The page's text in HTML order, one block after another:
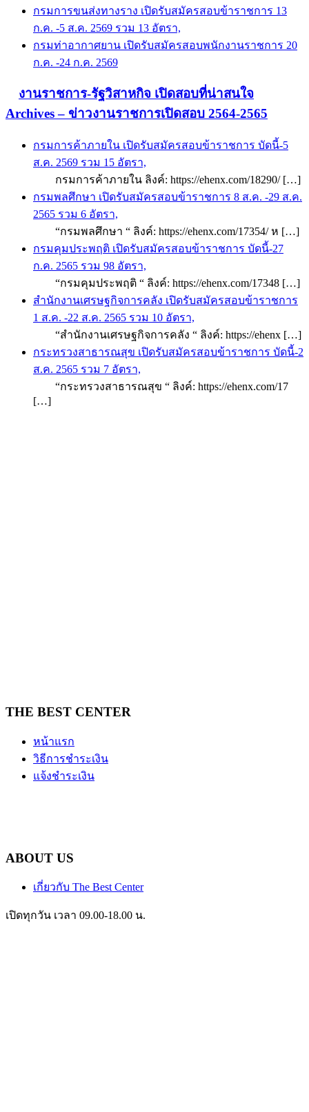
กรมการขนส่งทางราง เปิดรับสมัครสอบข้าราชการ 13
ก.ค. -5 ส.ค. 2569 รวม 13 อัตรา,
กรมท่าอากาศยาน เปิดรับสมัครสอบพนักงานราชการ 20
ก.ค. -24 ก.ค. 2569
งานราชการ-รัฐวิสาหกิจ เปิดสอบที่น่าสนใจ
Archives – ข่าวงานราชการเปิดสอบ 2564-2565
กรมการค้าภายใน เปิดรับสมัครสอบข้าราชการ บัดนี้-5
ส.ค. 2569 รวม 15 อัตรา,
กรมการค้าภายใน ลิงค์: https://ehenx.com/18290/ […]
กรมพลศึกษา เปิดรับสมัครสอบข้าราชการ 8 ส.ค. -29 ส.ค.
2565 รวม 6 อัตรา,
“กรมพลศึกษา “ ลิงค์: https://ehenx.com/17354/ ห […]
กรมคุมประพฤติ เปิดรับสมัครสอบข้าราชการ บัดนี้-27
ก.ค. 2565 รวม 98 อัตรา,
“กรมคุมประพฤติ “ ลิงค์: https://ehenx.com/17348 […]
สำนักงานเศรษฐกิจการคลัง เปิดรับสมัครสอบข้าราชการ
1 ส.ค. -22 ส.ค. 2565 รวม 10 อัตรา,
“สำนักงานเศรษฐกิจการคลัง “ ลิงค์: https://ehenx […]
กระทรวงสาธารณสุข เปิดรับสมัครสอบข้าราชการ บัดนี้-2
ส.ค. 2565 รวม 7 อัตรา,
“กระทรวงสาธารณสุข “ ลิงค์: https://ehenx.com/17
[…]
THE BEST CENTER
หน้าแรก
วิธีการชำระเงิน
แจ้งชำระเงิน
ABOUT US
เกี่ยวกับ The Best Center
เปิดทุกวัน เวลา 09.00-18.00 น.